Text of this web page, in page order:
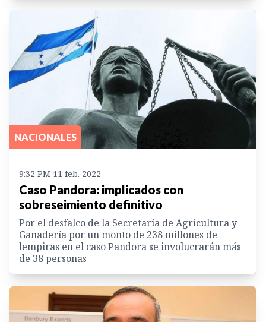
NACIONALES
9:32 PM 11 feb. 2022
Caso Pandora: implicados con
sobreseimiento definitivo
Por el desfalco de la Secretaría de Agricultura y
Ganadería por un monto de 238 millones de
lempiras en el caso Pandora se involucrarán más
de 38 personas